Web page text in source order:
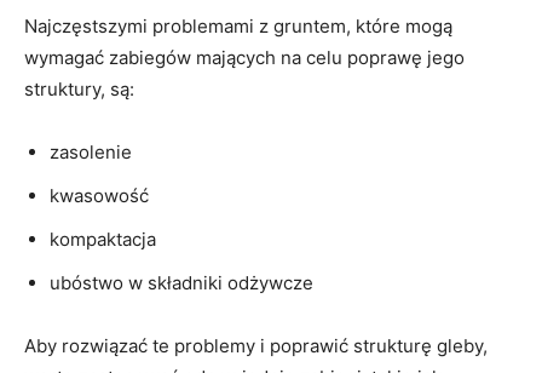
Najczęstszymi problemami z gruntem, ‍które mogą
wymagać zabiegów mających ⁤na⁣ celu⁣ poprawę jego
struktury,⁣ są:
zasolenie
kwasowość
kompaktacja
ubóstwo w składniki ⁢odżywcze
Aby rozwiązać te⁢ problemy i poprawić‌ strukturę gleby,‌